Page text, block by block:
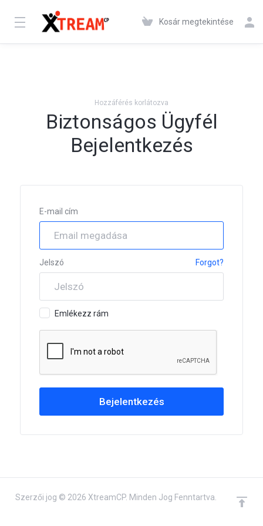
Kosár megtekintése
Hozzáférés korlátozva
Biztonságos Ügyfél
Bejelentkezés
E-mail cím
Jelszó Forgot?
Emlékezz rám
Szerzői jog © 2026 XtreamCP. Minden Jog Fenntartva.